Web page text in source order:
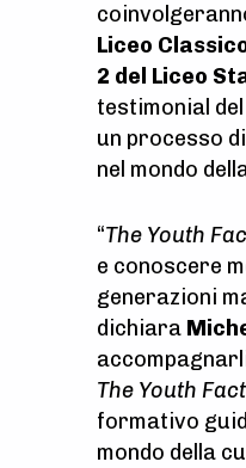
Liceo
2 del Liceo
testimonial
un processo
nel mondo
“The Youth
e conoscere
generazioni
dichiara
The Youth
formativo
mondo della